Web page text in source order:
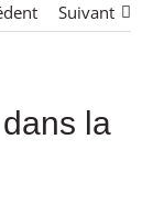
Suivant
la